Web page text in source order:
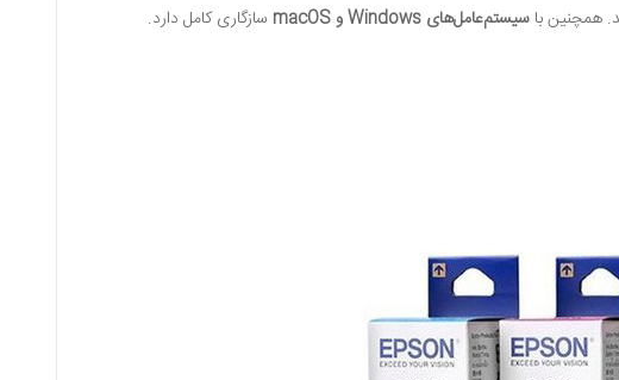
همچنین با سیستم‌عامل‌های Windows و macOS سازگاری کامل دارد.